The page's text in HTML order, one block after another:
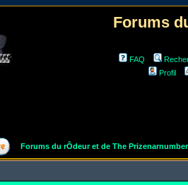
Forums
FAQ
Profil
Forums du rÔdeur et de The